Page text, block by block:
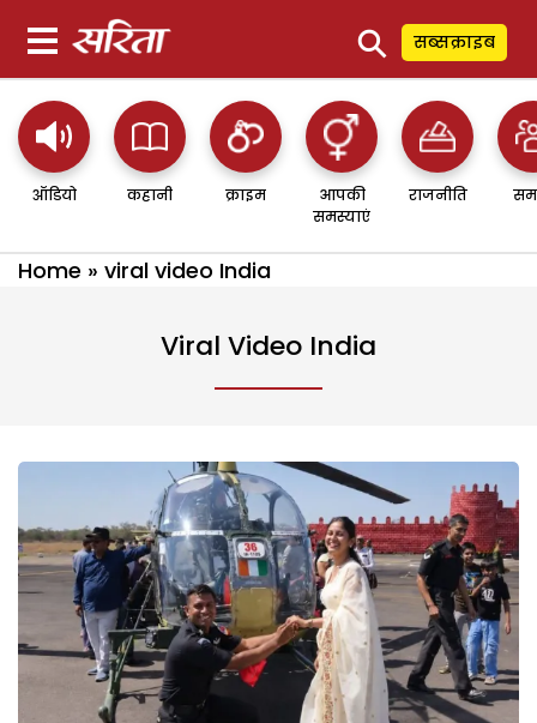
⚲ सब्सक्राइब
ऑडियो कहानी क्राइम
आपकी
समस्याएं
राजनीति
Home » viral video India
Viral Video India